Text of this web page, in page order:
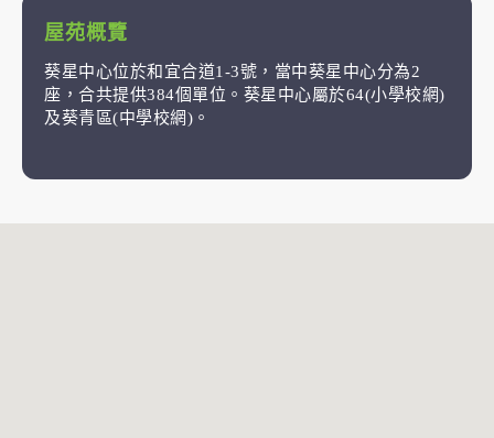
屋苑概覽
葵星中心位於和宜合道1-3號，當中葵星中心分為2
座，合共提供384個單位。葵星中心屬於64(小學校網)
及葵青區(中學校網)。